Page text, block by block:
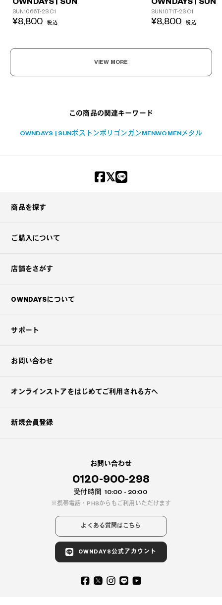
OWNDAYS | SUN
SUN1066T-2S C1
¥8,800 税込
OWNDAYS | SUN
SUN1071T-2S C1
¥8,800 税込
VIEW MORE
この商品の関連キーワード
OWNDAYS | SUN ボストンポリゴン ガン MENWOMEN メタル
?
+¥0
商品を探す
ご購入について
店舗をさがす
OWNDAYSについて
サポート
お問い合わせ
オンラインストアをはじめてご利用される方へ
新規会員登録
お問い合わせ
0120-900-298
受付時間 10:00 - 20:00
携帯電話・PHSからもご利用いただけます
よくある質問はこちら
OWNDAYS公式アカウント